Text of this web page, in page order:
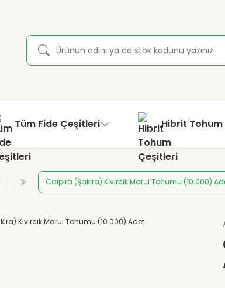
Tüm Fide Çeşitleri Hibrit
Caipira (Şakira) Kıvırcık Marul Tohumu (10.000)